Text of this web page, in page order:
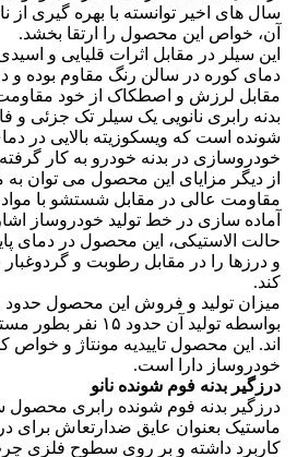
سال های اخیر توانسته با بهره گیری از
آن، خواص این محصول را ارتقا بخشد.
این سیلر در مقابل اثرات قلیایی و
دمای کوره در سالن رنگ مقاوم بوده و
مقابل لرزش و اصطکاک از خود مقاومت
بدنه رابری نانویی یک سیلر تک جزئی و
شونده است که ویسکوزیته بالایی در
خودروسازی در بدنه خودرو به کار
از دیگر مزایای این محصول می توان به
مقاومت عالی در مقابل شستشو با
آماده سازی در خط تولید خودروساز
حالت الاستیکی، این محصول در دمای
و درزها را در مقابل رطوبت و
کند.
بواسطه تولید آن
اند. این محصول تاییدیه مونتاژ و خواص
خودروساز دارا است.
درزگیر بدنه فوم شونده نانو
درزگیر بدنه فوم شونده رابری
ماستیک بعنوان عایق ضدارتعاش برای
کاربرد داشته و بر روی سطوح فلزی